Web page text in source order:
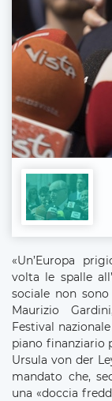
«Un’Europa
volta le spalle
sociale non
Maurizio
Festival
piano finanziario
Ursula von der
mandato che,
una «doccia